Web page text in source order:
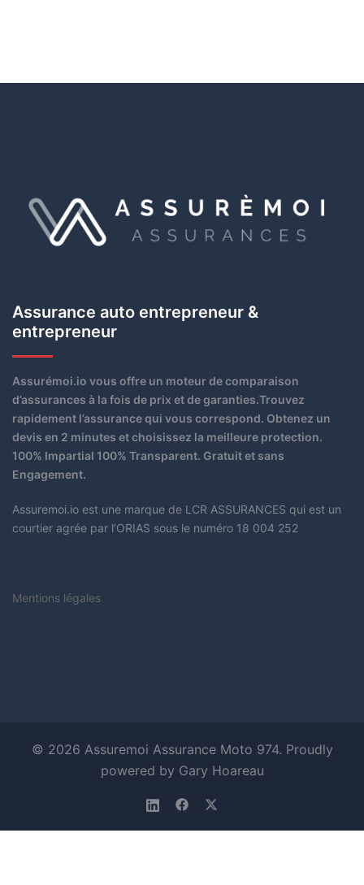
Assurance auto entrepreneur &
entrepreneur
Assurémoi.io vous offre un moteur de comparaison
d’assurances à la fois de prix et de garanties.Trouvez
rapidement l’assurance qui vous correspond. Obtenez un
devis en 2 minutes et choisissez la meilleure protection.
100% Impartial 100% Transparent. Gratuit et sans
Engagement.
Assuremoi.io est une marque de LCR ASSURANCES qui est un
courtier agrée par l’ORIAS sous le numéro 18 004 252
Mentions légales
© 2026 Assuremoi Assurance Moto 974. Proudly
powered by Gary Hoareau